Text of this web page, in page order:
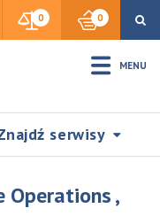
0 0
MENU
serwisy
,